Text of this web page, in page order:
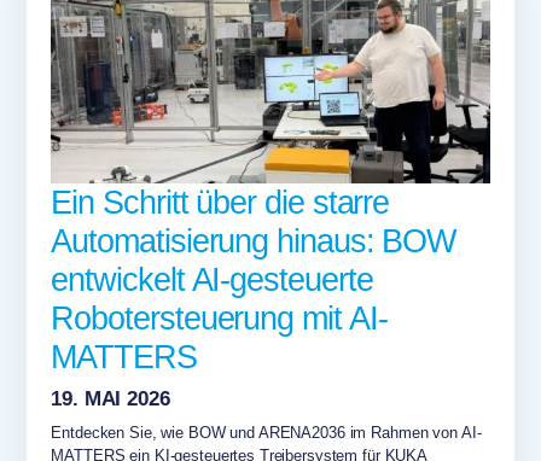
Ein Schritt über die starre
Automatisierung hinaus: BOW
entwickelt AI-gesteuerte
Robotersteuerung mit AI-
MATTERS
19. MAI 2026
Entdecken Sie, wie BOW und ARENA2036 im Rahmen von AI-
MATTERS ein KI-gesteuertes Treibersystem für KUKA